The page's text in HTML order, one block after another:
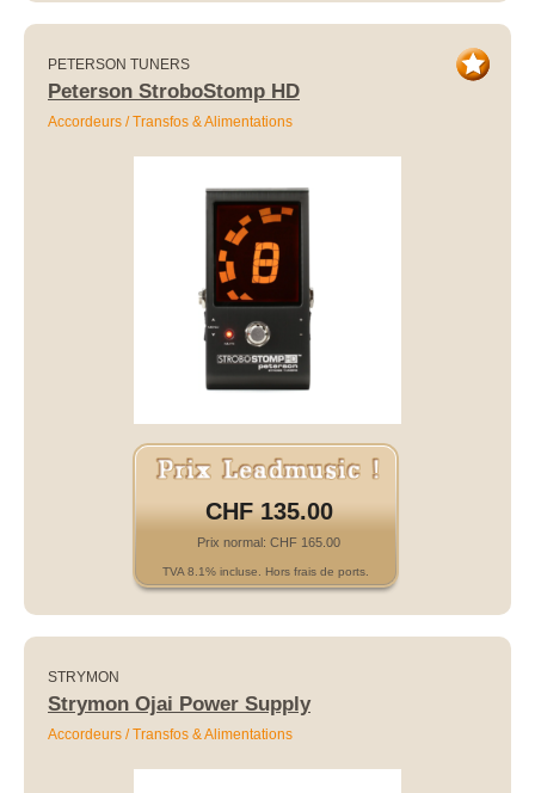
PETERSON TUNERS
Peterson StroboStomp HD
Accordeurs / Transfos & Alimentations
CHF 135.00
Prix normal: CHF 165.00
TVA 8.1% incluse. Hors frais de ports.
STRYMON
Strymon Ojai Power Supply
Accordeurs / Transfos & Alimentations